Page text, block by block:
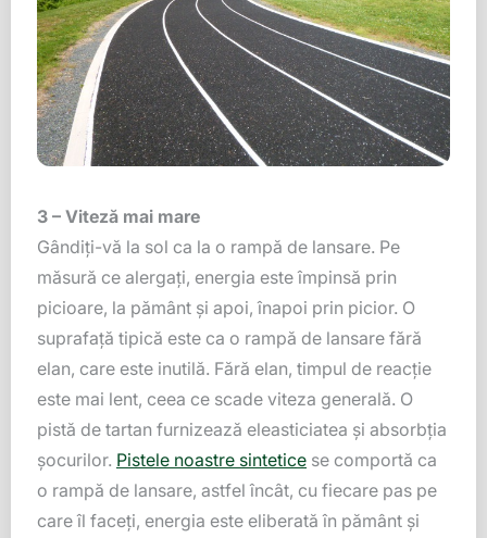
3 – Viteză mai mare
Gândiți-vă la sol ca la o rampă de lansare. Pe
măsură ce alergați, energia este împinsă prin
picioare, la pământ și apoi, înapoi prin picior. O
suprafață tipică este ca o rampă de lansare fără
elan, care este inutilă. Fără elan, timpul de reacție
este mai lent, ceea ce scade viteza generală. O
pistă de tartan furnizează eleasticiatea și absorbția
șocurilor. Pistele noastre sintetice se comportă ca
o rampă de lansare, astfel încât, cu fiecare pas pe
care îl faceți, energia este eliberată în pământ și